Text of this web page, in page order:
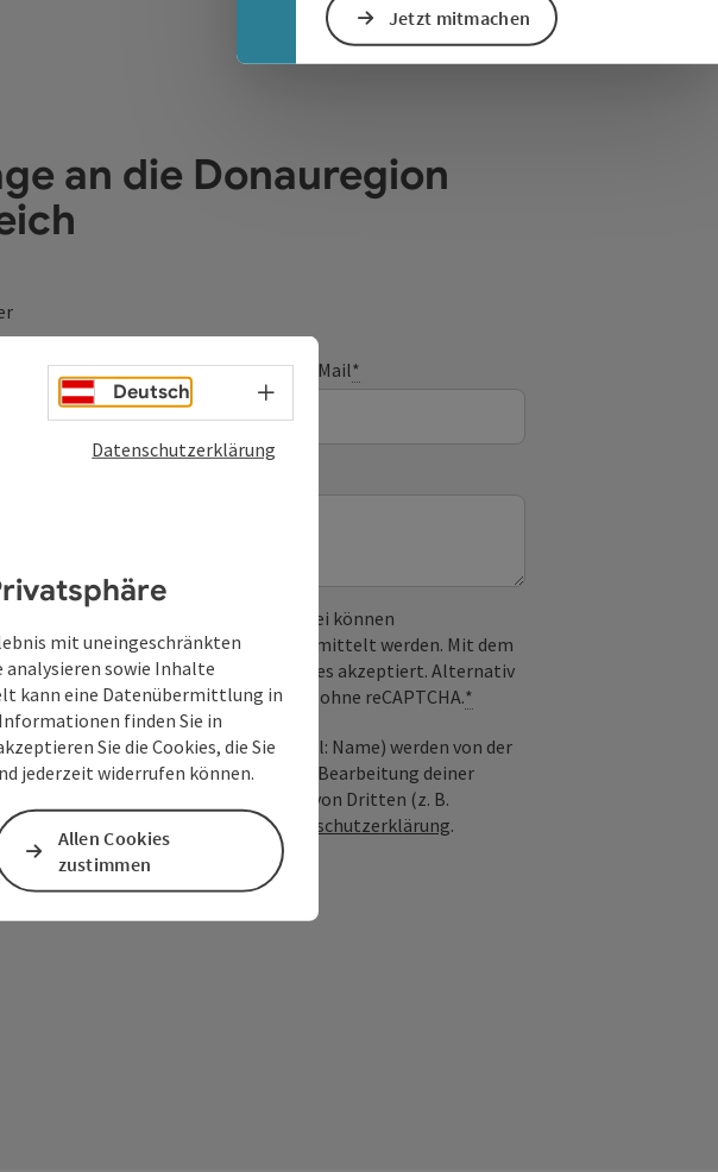
Jetzt mitmachen
an die Donauregion
Nachname E-Mail*
Google reCAPTCHA verwendet. Dabei können
(z. B. die IP-Adresse) an Google übermittelt werden. Mit dem
werden die dafür erforderlichen Cookies akzeptiert. Alternativ
jederzeit per E-Mail möglich – ganz ohne reCAPTCHA.*
(E-Mail-Adresse, Anfrage; optional: Name) werden von der
GmbH ausschließlich für die Bearbeitung deiner
weitergegeben, wenn die Anfrage von Dritten (z. B.
zu beantworten ist. Siehe auchDatenschutzerklärung.
Deutsch Sprachwahl - Menü öffnen
Datenschutzerklärung
mit uneingeschränkten
sowie Inhalte
kann eine Datenübermittlung in
finden Sie in
Sie die Cookies, die Sie
jederzeit widerrufen können.
Allen Cookies
zustimmen